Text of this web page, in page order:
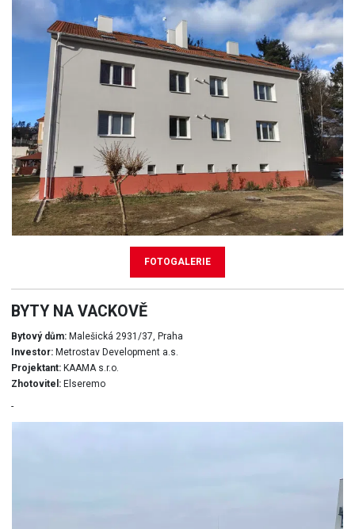
FOTOGALERIE
BYTY NA VACKOVĚ
Bytový dům:Malešická 2931/37, Praha
Investor:Metrostav Development a.s.
Projektant:KAAMA s.r.o.
Zhotovitel:Elseremo
-